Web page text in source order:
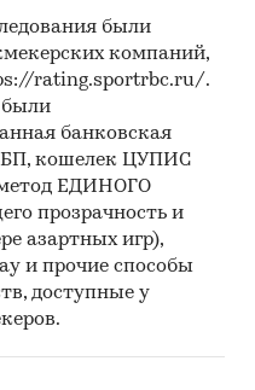
были
компаний,
rating.sportrbc.ru/.
были
банковская
кошелек ЦУПИС
ЕДИНОГО
прозрачность и
азартных игр),
и прочие способы
доступные у